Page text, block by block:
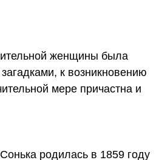
женщины была
к возникновению
мере причастна и
родилась в 1859 году